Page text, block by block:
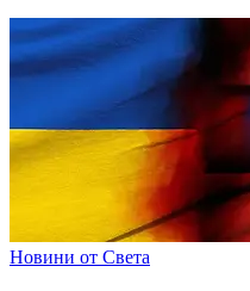
Новини от Света